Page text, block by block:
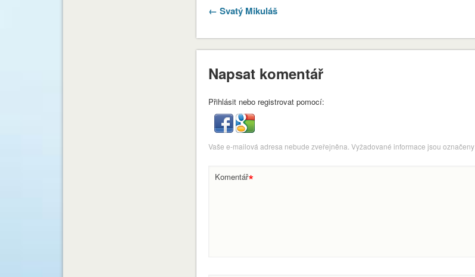
← Svatý Mikuláš
Napsat komentář
Přihlásit nebo registrovat pomocí:
Vaše e-mailová adresa nebude zveřejněna. Vyžadované informace jsou označeny
Komentář*